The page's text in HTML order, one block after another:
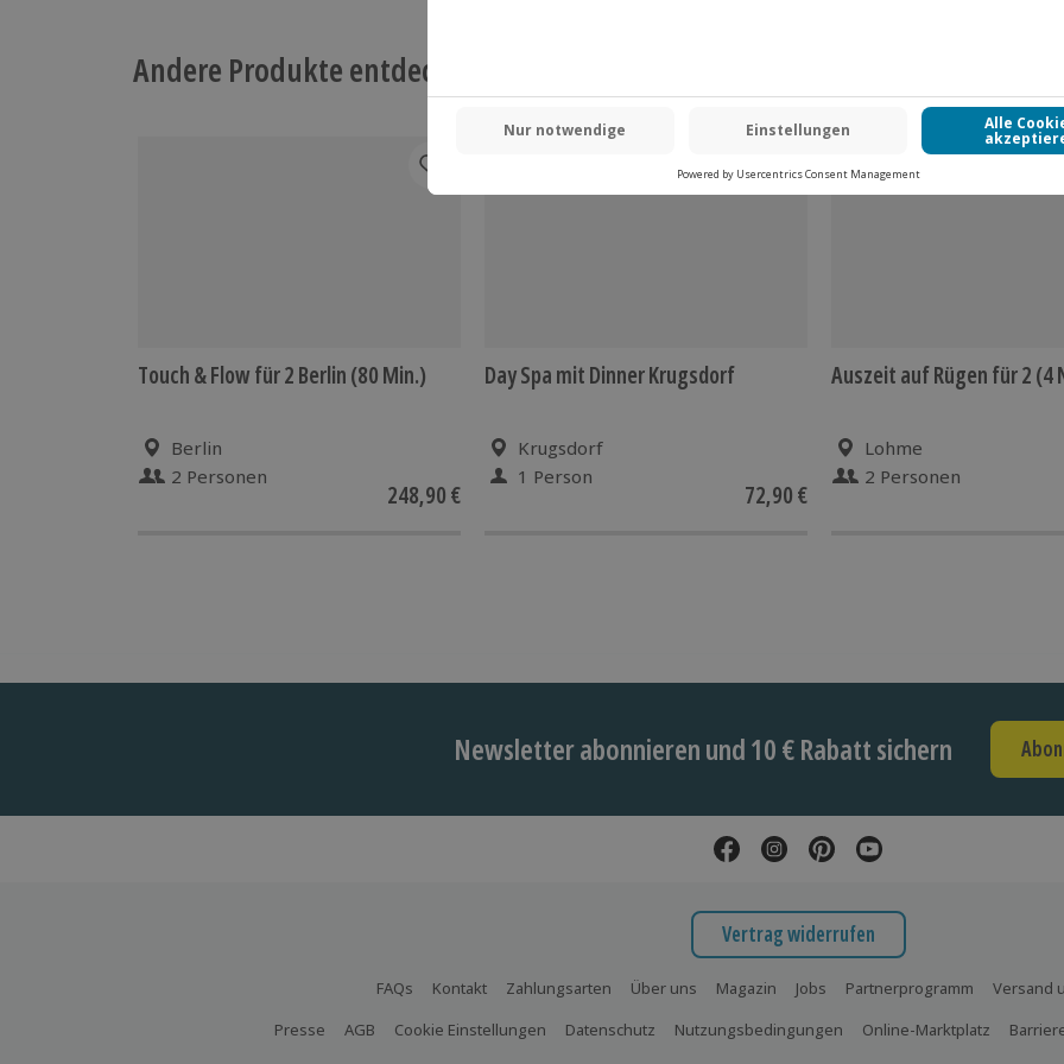
Andere Produkte entdecken
Touch & Flow für 2 Berlin (80 Min.)
Berlin
2 Personen
248,90 €
Day Spa mit Dinner Krugsdorf
Krugsdorf
1 Person
72,90 €
Auszeit auf Rügen für 2 (4
Lohme
2 Personen
Newsletter abonnieren und 10 € Rabatt sichern
Vertrag widerrufen
FAQs Kontakt Zahlungsarten Über uns Magazin Jobs Partnerprogramm
Versand
Presse
AGB Cookie Einstellungen Datenschutz Nutzungsbedingungen Online-Marktplatz